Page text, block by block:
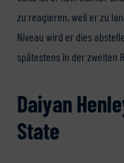
zu reagieren, weil er zu
Niveau wird er dies
spätestens in der zweiten
Daiyan
State